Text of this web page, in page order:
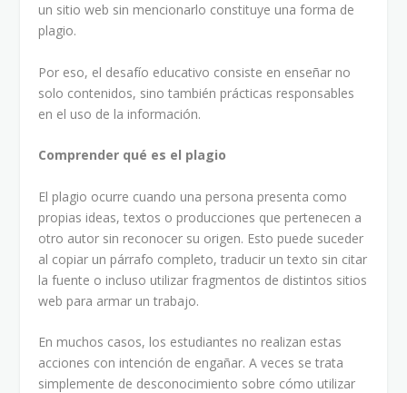
un sitio web sin mencionarlo constituye una forma de
plagio.
Por eso, el desafío educativo consiste en enseñar no
solo contenidos, sino también prácticas responsables
en el uso de la información.
Comprender qué es el plagio
El plagio ocurre cuando una persona presenta como
propias ideas, textos o producciones que pertenecen a
otro autor sin reconocer su origen. Esto puede suceder
al copiar un párrafo completo, traducir un texto sin citar
la fuente o incluso utilizar fragmentos de distintos sitios
web para armar un trabajo.
En muchos casos, los estudiantes no realizan estas
acciones con intención de engañar. A veces se trata
simplemente de desconocimiento sobre cómo utilizar